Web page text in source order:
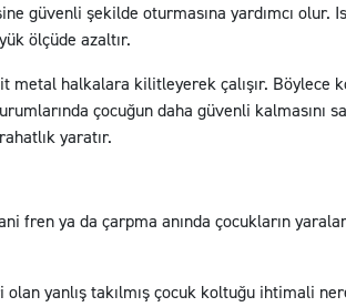
güvenli şekilde oturmasına yardımcı
ölçüde azaltır.
metal halkalara kilitleyerek çalışır.
çocuğun daha güvenli kalmasını
yaratır.
fren ya da çarpma anında çocukların
yanlış takılmış çocuk koltuğu ihtimali